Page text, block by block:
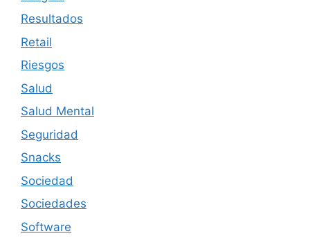
Resultados
Retail
Riesgos
Salud
Salud Mental
Seguridad
Snacks
Sociedad
Sociedades
Software